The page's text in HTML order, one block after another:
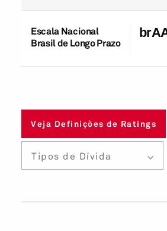
Escala Nacional
Brasil de Longo Prazo
Veja Definições de Ratings
Tipos de Dívida